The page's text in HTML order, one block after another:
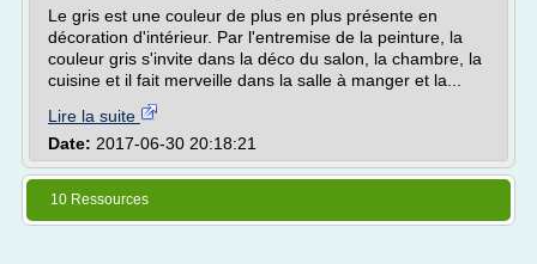
Le gris est une couleur de plus en plus présente en
décoration d'intérieur. Par l'entremise de la peinture, la
couleur gris s'invite dans la déco du salon, la chambre, la
cuisine et il fait merveille dans la salle à manger et la...
Lire la suite
Date: 2017-06-30 20:18:21
10 Ressources